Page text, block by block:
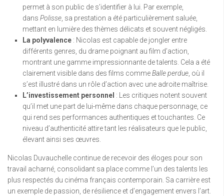
permet à son public de s’identifier à lui. Par exemple,
dans Polisse, sa prestation a été particulièrement saluée,
mettant en lumière des thèmes délicats et souvent négligés.
La polyvalence : Nicolas est capable de jongler entre
différents genres, du drame poignant au film d’action,
montrant une gamme impressionnante de talents. Cela a été
clairement visible dans des films commeBalle perdue, où il
s’est illustré dans un rôle d’action avec une adroite maîtrise.
L’investissement personnel : Les critiques notent souvent
qu’il met une part de lui-même dans chaque personnage, ce
qui rend ses performances authentiques et touchantes. Ce
niveau d’authenticité attire tant les réalisateurs que le public,
élevant ainsi ses œuvres.
Nicolas Duvauchelle continue de recevoir des éloges pour son
travail acharné, consolidant sa place comme l’un des talents les
plus respectés du cinéma français contemporain. Sa carrière est
un exemple de passion, de résilience et d’engagement envers l’art.